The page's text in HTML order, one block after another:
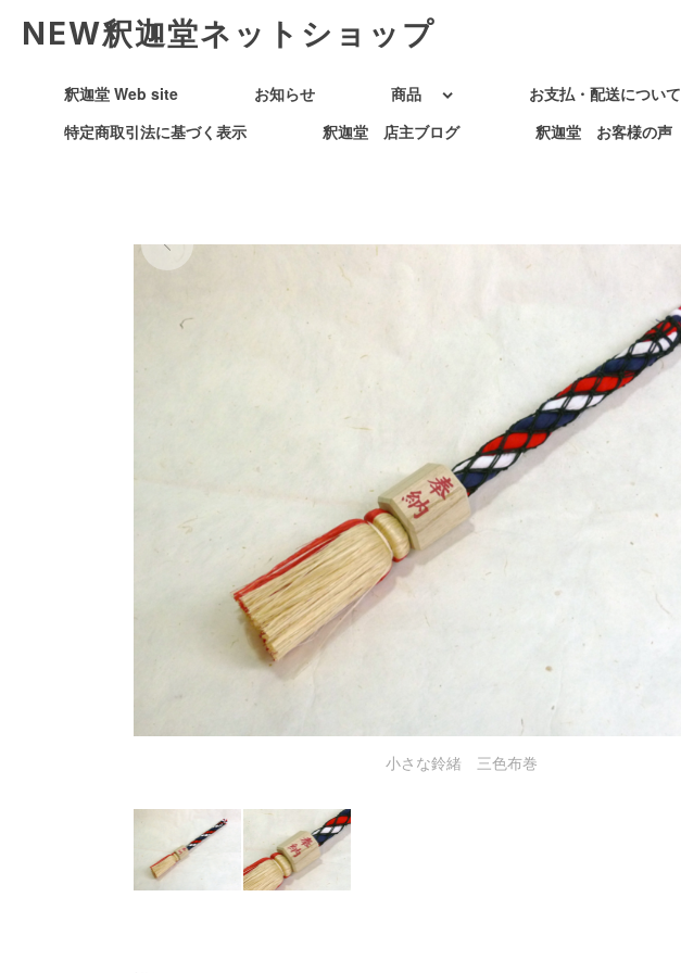
NEW釈迦堂ネットショップ
釈迦堂 Web site お知らせ 商品 お支払・配送について
特定商取引法に基づく表示
釈迦堂 店主ブログ 釈迦堂 お客様の声
小さな鈴緒 三色布巻